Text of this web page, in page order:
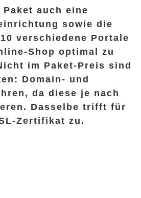
Paket auch eine
sowie die
verschiedene Portale
Shop optimal zu
im Paket-Preis sind
Domain- und
da diese je nach
Dasselbe trifft für
Zertifikat zu.